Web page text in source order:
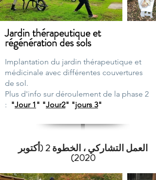
Jardin thérapeutique et
régénération des sols
Implantation du jardin thérapeutique et
médicinale avec différentes couvertures
de sol.
Plus d'info sur déroulement de la phase 2
: "Jour 1 " "Jour2" "jours 3"
العمل التشاركي ، الخطوة 2 (أكتوبر
2020)